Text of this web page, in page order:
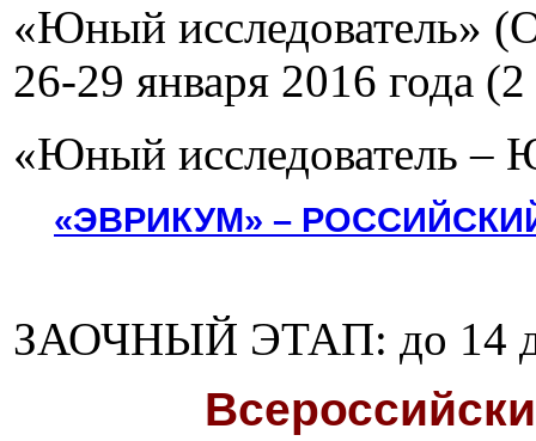
«Юный исследователь»
26-29 января 2016 года (2
«Юный исследователь –
«ЭВРИКУМ» –
ЗАОЧНЫЙ ЭТАП: до 14